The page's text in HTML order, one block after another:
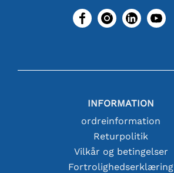
INFORMATION
ordreinformation
Returpolitik
Vilkår og betingelser
Fortrolighedserklæring